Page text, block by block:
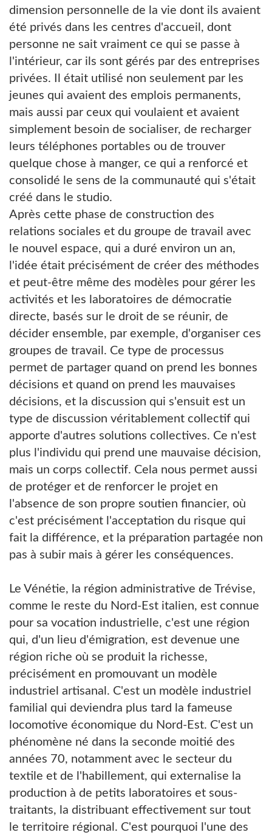
dimension personnelle de la vie dont ils avaient
été privés dans les centres d'accueil, dont
personne ne sait vraiment ce qui se passe à
l'intérieur, car ils sont gérés par des entreprises
privées. Il était utilisé non seulement par les
jeunes qui avaient des emplois permanents,
mais aussi par ceux qui voulaient et avaient
simplement besoin de socialiser, de recharger
leurs téléphones portables ou de trouver
quelque chose à manger, ce qui a renforcé et
consolidé le sens de la communauté qui s'était
créé dans le studio.
Après cette phase de construction des
relations sociales et du groupe de travail avec
le nouvel espace, qui a duré environ un an,
l'idée était précisément de créer des méthodes
et peut-être même des modèles pour gérer les
activités et les laboratoires de démocratie
directe, basés sur le droit de se réunir, de
décider ensemble, par exemple, d'organiser ces
groupes de travail. Ce type de processus
permet de partager quand on prend les bonnes
décisions et quand on prend les mauvaises
décisions, et la discussion qui s'ensuit est un
type de discussion véritablement collectif qui
apporte d'autres solutions collectives. Ce n'est
plus l'individu qui prend une mauvaise décision,
mais un corps collectif. Cela nous permet aussi
de protéger et de renforcer le projet en
l'absence de son propre soutien financier, où
c'est précisément l'acceptation du risque qui
fait la différence, et la préparation partagée non
pas à subir mais à gérer les conséquences.
Le Vénétie, la région administrative de Trévise,
comme le reste du Nord-Est italien, est connue
pour sa vocation industrielle, c'est une région
qui, d'un lieu d'émigration, est devenue une
région riche où se produit la richesse,
précisément en promouvant un modèle
industriel artisanal. C'est un modèle industriel
familial qui deviendra plus tard la fameuse
locomotive économique du Nord-Est. C'est un
phénomène né dans la seconde moitié des
années 70, notamment avec le secteur du
textile et de l'habillement, qui externalise la
production à de petits laboratoires et sous-
traitants, la distribuant effectivement sur tout
le territoire régional. C'est pourquoi l'une des